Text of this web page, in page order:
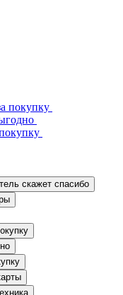
покупку
скажет спасибо